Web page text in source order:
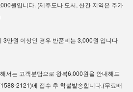
원입니다. (제주도나 도서, 산간 지역은 추가
3만원 이상인 경우 반품비는 3,000원 입니다
서는 고객분담으로 왕복6,000원을 안내해드
2121)에 접수 후 착불발송합니다.(무료배